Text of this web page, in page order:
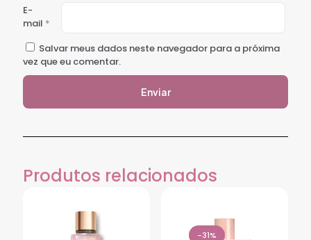
E-
mail *
Salvar meus dados neste navegador para a próxima
vez que eu comentar.
Produtos relacionados
-31%